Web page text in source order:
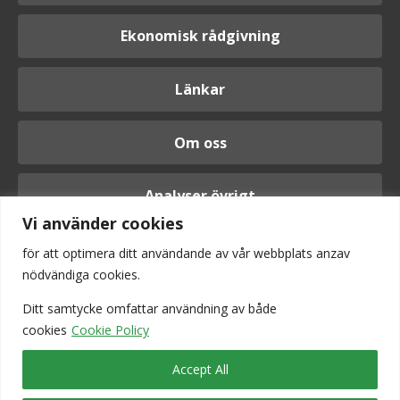
Vi använder cookies
för att optimera ditt användande av vår webbplats anzav
nödvändiga cookies.
Ditt samtycke omfattar användning av både
cookies Cookie Policy
Accept All
Ekonomisk rådgivning
Länkar
Om oss
Analyser övrigt